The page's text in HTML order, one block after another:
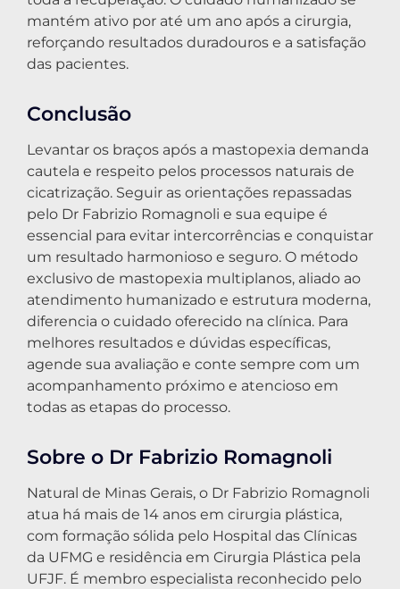
mantém ativo por até um ano após a cirurgia,
reforçando resultados duradouros e a satisfação
das pacientes.
Conclusão
Levantar os braços após a mastopexia demanda
cautela e respeito pelos processos naturais de
cicatrização. Seguir as orientações repassadas
pelo Dr Fabrizio Romagnoli e sua equipe é
essencial para evitar intercorrências e conquistar
um resultado harmonioso e seguro. O método
exclusivo de mastopexia multiplanos, aliado ao
atendimento humanizado e estrutura moderna,
diferencia o cuidado oferecido na clínica. Para
melhores resultados e dúvidas específicas,
agende sua avaliação e conte sempre com um
acompanhamento próximo e atencioso em
todas as etapas do processo.
Sobre o Dr Fabrizio Romagnoli
Natural de Minas Gerais, o Dr Fabrizio Romagnoli
atua há mais de 14 anos em cirurgia plástica,
com formação sólida pelo Hospital das Clínicas
da UFMG e residência em Cirurgia Plástica pela
UFJF. É membro especialista reconhecido pelo